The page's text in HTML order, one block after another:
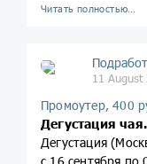
Читать полностью…
11 August
Промоутер, 400
Дегустация чая.
Дегустация
с 16 сентября по